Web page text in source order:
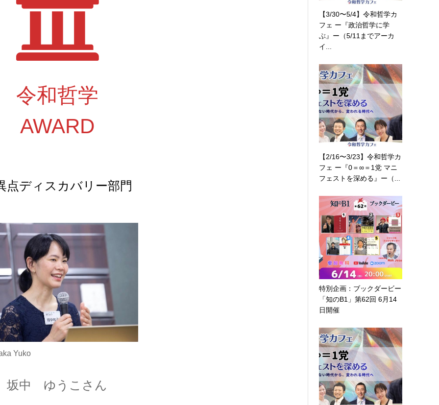
令和哲学
AWARD
点ディスカバリー部門
Yuko
坂中 ゆうこさん
【3/30〜5/4】令和哲学カ
フェ ー『政治哲学に学
ぶ』ー（5/11までアーカ
イ...
【2/16〜3/23】令和哲学カ
フェ ー『0＝∞＝1党 マニ
フェストを深める』ー（...
特別企画：ブックダービー
「知のB1」第62回 6月14
日開催